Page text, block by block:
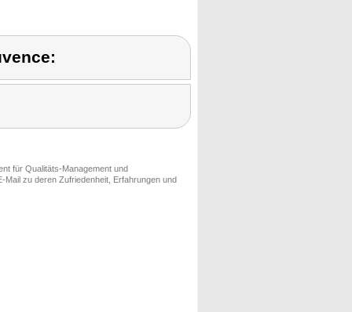
für Qualitäts-Management und
zu deren Zufriedenheit, Erfahrungen und